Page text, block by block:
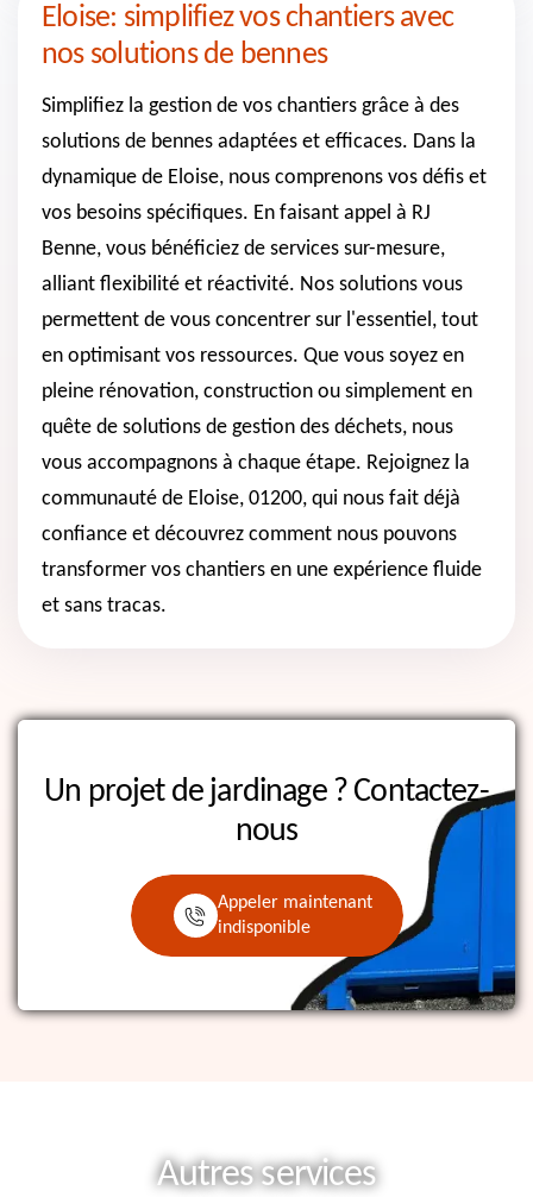
Eloise: simplifiez vos chantiers avec
nos solutions de bennes
Simplifiez la gestion de vos chantiers grâce à des
solutions de bennes adaptées et efficaces. Dans la
dynamique de Eloise, nous comprenons vos défis et
vos besoins spécifiques. En faisant appel à RJ
Benne, vous bénéficiez de services sur-mesure,
alliant flexibilité et réactivité. Nos solutions vous
permettent de vous concentrer sur l'essentiel, tout
en optimisant vos ressources. Que vous soyez en
pleine rénovation, construction ou simplement en
quête de solutions de gestion des déchets, nous
vous accompagnons à chaque étape. Rejoignez la
communauté de Eloise, 01200, qui nous fait déjà
confiance et découvrez comment nous pouvons
transformer vos chantiers en une expérience fluide
et sans tracas.
Un projet de jardinage ? Contactez-
nous
Appeler maintenant
indisponible
Autres services